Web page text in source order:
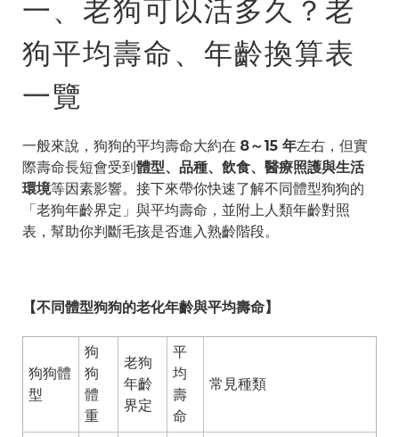
一、老狗可以活多久？老
狗平均壽命、年齡換算表
一覽
一般來說，狗狗的平均壽命大約在 8～15 年左右，但實
際壽命長短會受到體型、品種、飲食、醫療照護與生活
環境等因素影響。接下來帶你快速了解不同體型狗狗的
「老狗年齡界定」與平均壽命，並附上人類年齡對照
表，幫助你判斷毛孩是否進入熟齡階段。
【不同體型狗狗的老化年齡與平均壽命】
狗狗體
型
狗
狗
體
重
老狗
年齡
界定
平
均
壽
命
常見種類